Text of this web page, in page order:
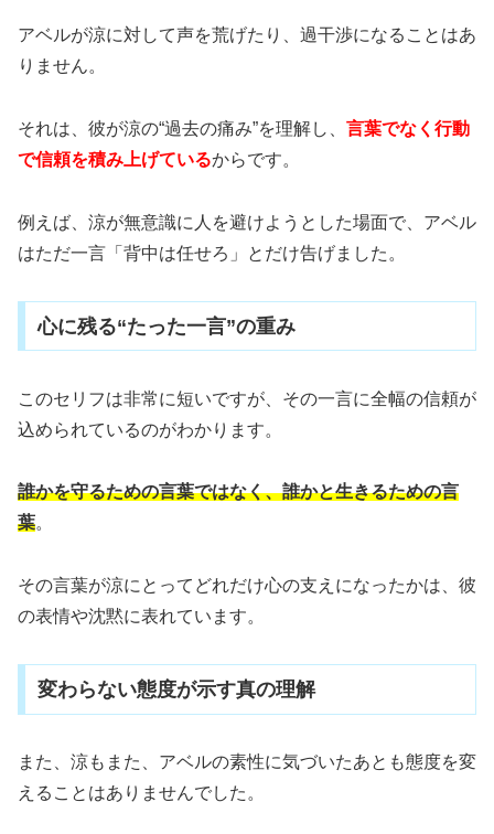
アベルが涼に対して声を荒げたり、過干渉になることはあ
りません。
それは、彼が涼の“過去の痛み”を理解し、 言葉でなく行動
で信頼を積み上げているからです。
例えば、涼が無意識に人を避けようとした場面で、アベル
はただ一言「背中は任せろ」とだけ告げました。
心に残る“たった一言”の重み
このセリフは非常に短いですが、その一言に全幅の信頼が
込められているのがわかります。
誰かを守るための言葉ではなく、誰かと生きるための言
葉。
その言葉が涼にとってどれだけ心の支えになったかは、彼
の表情や沈黙に表れています。
変わらない態度が示す真の理解
また、涼もまた、アベルの素性に気づいたあとも態度を変
えることはありませんでした。